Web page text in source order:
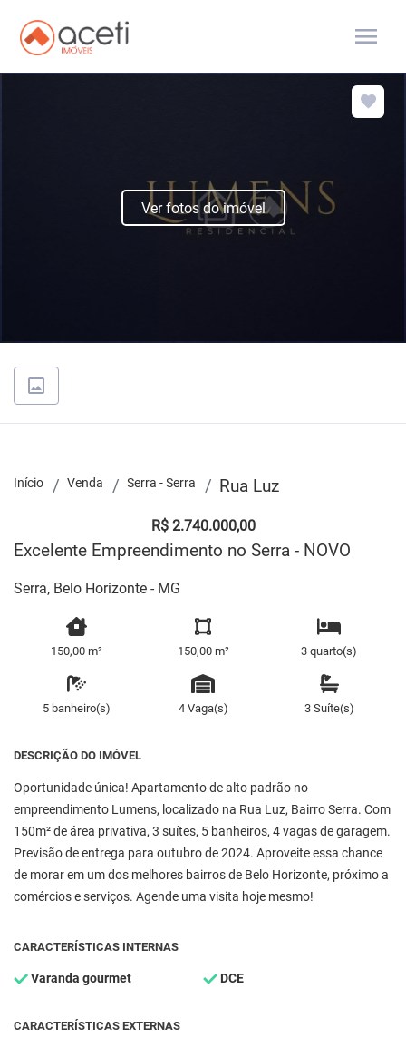
menu
Ver fotos do imóvel
Início Venda Serra - Serra Rua Luz
R$ 2.740.000,00
Excelente Empreendimento no Serra - NOVO
Serra, Belo Horizonte - MG
150,00 m² 150,00 m² 3 quarto(s)
5 banheiro(s) 4 Vaga(s) 3 Suíte(s)
DESCRIÇÃO DO IMÓVEL
Oportunidade única! Apartamento de alto padrão no
empreendimento Lumens, localizado na Rua Luz, Bairro Serra. Com
150m² de área privativa, 3 suítes, 5 banheiros, 4 vagas de garagem.
Previsão de entrega para outubro de 2024. Aproveite essa chance
de morar em um dos melhores bairros de Belo Horizonte, próximo a
comércios e serviços. Agende uma visita hoje mesmo!
CARACTERÍSTICAS INTERNAS
Varanda gourmet DCE
CARACTERÍSTICAS EXTERNAS